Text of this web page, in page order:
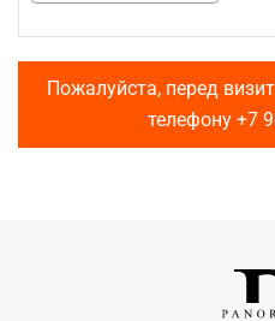
Пожалуйста, перед
телефону +7